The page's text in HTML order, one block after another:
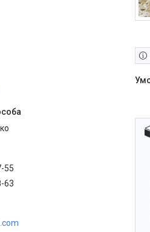
55
63